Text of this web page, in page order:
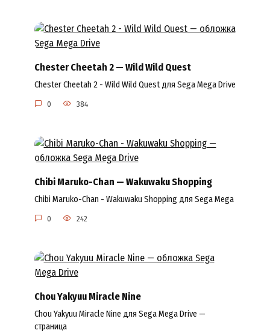
Chester Cheetah 2 — Wild Wild Quest
Chester Cheetah 2 - Wild Wild Quest для Sega Mega Drive
0 384
Chibi Maruko-Chan — Wakuwaku Shopping
Chibi Maruko-Chan - Wakuwaku Shopping для Sega Mega
0 242
Chou Yakyuu Miracle Nine
Chou Yakyuu Miracle Nine для Sega Mega Drive —
страница